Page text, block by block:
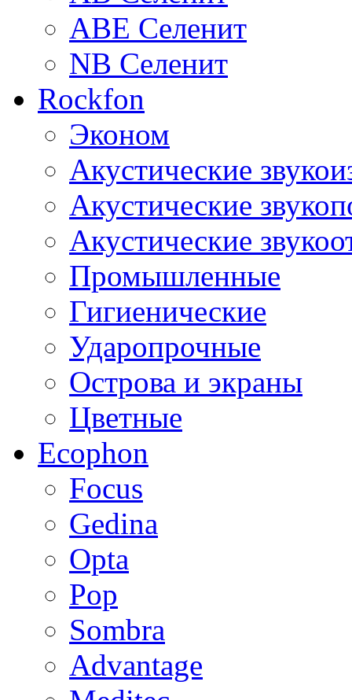
ABE Селенит
NB Селенит
Rockfon
Эконом
Акустические
Акустические
Акустические
Промышленные
Гигиенические
Ударопрочные
Острова и экраны
Цветные
Ecophon
Focus
Gedina
Opta
Pop
Sombra
Advantage